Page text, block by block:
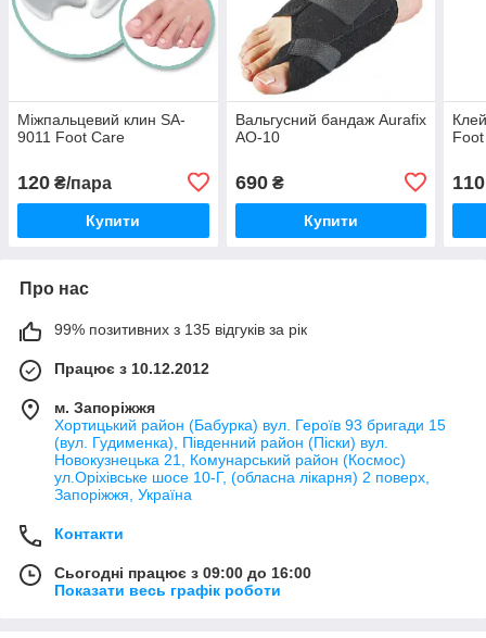
Міжпальцевий клин SA-
9011 Foot Care
120 ₴/пара
Купити
Вальгусний бандаж Aurafix
AO-10
690₴
Купити
110
Про нас
99% позитивних з 135 відгуків за рік
Працює з 10.12.2012
м. Запоріжжя
Хортицький район (Бабурка) вул. Героїв 93 бригади 15
(вул. Гудименка), Південний район (Піски) вул.
Новокузнецька 21, Комунарський район (Космос)
ул.Оріхівське шосе 10-Г, (обласна лікарня) 2 поверх,
Запоріжжя, Україна
Контакти
Сьогодні працює з 09:00 до 16:00
Показати весь графік роботи